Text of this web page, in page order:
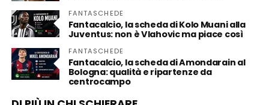
FANTASCHEDE
Fantacalcio, la scheda di Kolo Muani alla
Juventus: non è Vlahovic ma piace così
FANTASCHEDE
Fantacalcio, la scheda di Amondarain al
Bologna: qualità e ripartenze da
centrocampo